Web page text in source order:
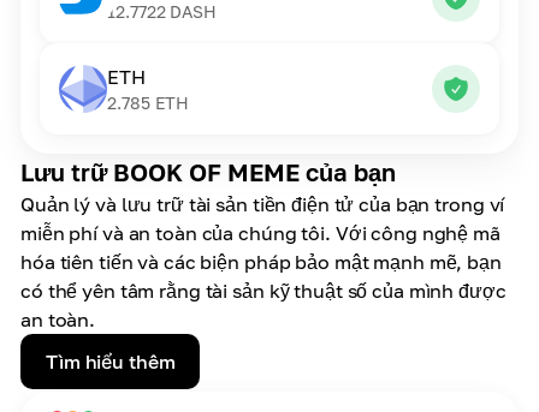
Lưu trữ BOOK OF MEME của bạn
Quản lý và lưu trữ tài sản tiền điện tử của bạn trong ví
miễn phí và an toàn của chúng tôi. Với công nghệ mã
hóa tiên tiến và các biện pháp bảo mật mạnh mẽ, bạn
có thể yên tâm rằng tài sản kỹ thuật số của mình được
an toàn.
Tìm hiểu thêm
12.7722 DASH
ETH
2.785 ETH